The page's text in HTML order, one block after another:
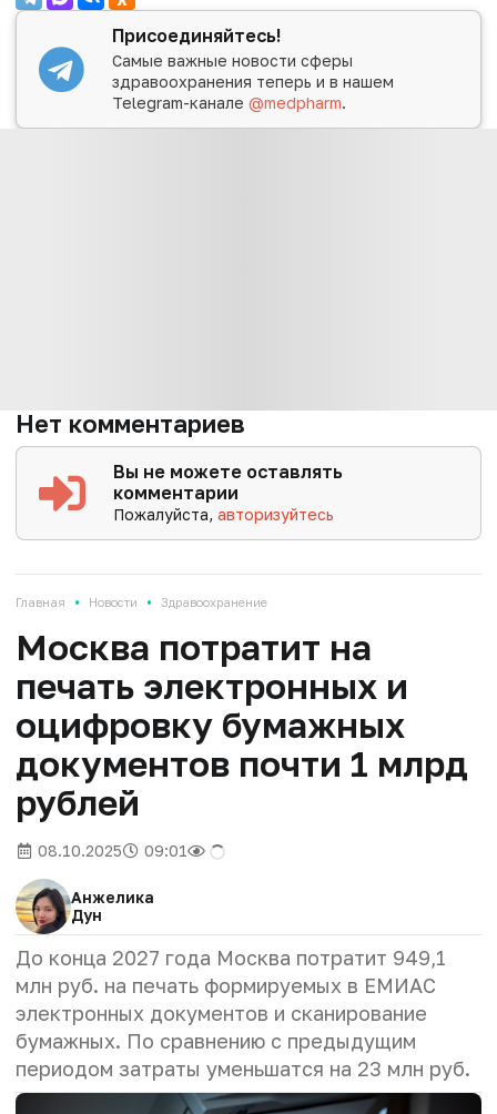
Присоединяйтесь!
Самые важные новости сферы
здравоохранения теперь и в нашем
Telegram-канале@medpharm.
Нет комментариев
Вы не можете оставлять
комментарии
Пожалуйста,авторизуйтесь
Главная • Новости • Здравоохранение
Москва потратит на
печать электронных и
оцифровку бумажных
документов почти 1 млрд
рублей
08.10.2025 09:01
Анжелика
Дун
До конца 2027 года Москва потратит 949,1
млн руб. на печать формируемых в ЕМИАС
электронных документов и сканирование
бумажных. По сравнению с предыдущим
периодом затраты уменьшатся на 23 млн руб.